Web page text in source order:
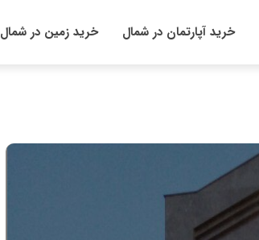
خرید آپارتمان در شمال خرید زمین در شمال